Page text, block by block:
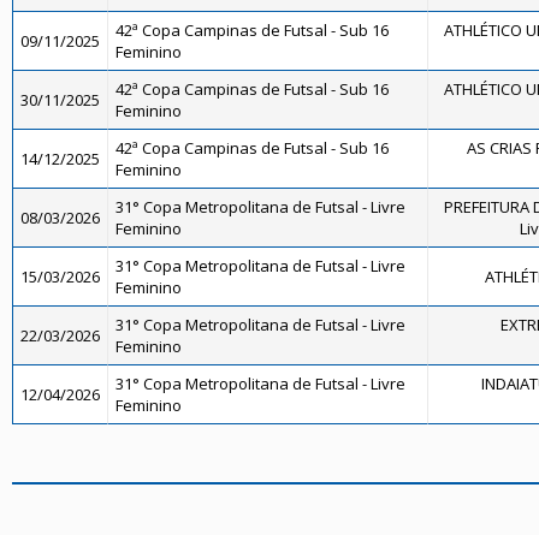
09/11/2025
42ª Copa Campinas de Futsal - Sub 16
Feminino
ATHLÉTICO
30/11/2025
42ª Copa Campinas de Futsal - Sub 16
Feminino
ATHLÉTICO
14/12/2025
42ª Copa Campinas de Futsal - Sub 16
Feminino
AS CRIAS
08/03/2026
31° Copa Metropolitana de Futsal - Livre
Feminino
PREFEITURA
15/03/2026
31° Copa Metropolitana de Futsal - Livre
Feminino
22/03/2026
31° Copa Metropolitana de Futsal - Livre
Feminino
12/04/2026
31° Copa Metropolitana de Futsal - Livre
Feminino